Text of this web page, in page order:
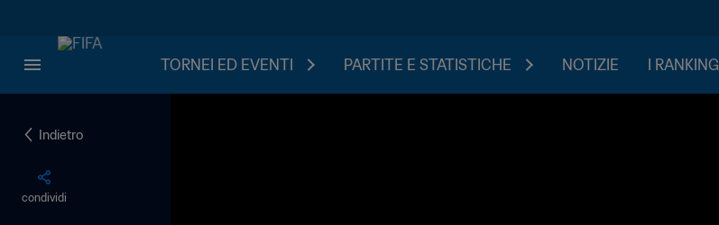
TORNEI ED EVENTI PARTITE E STATISTICHE NOTIZIE I RANKING
Indietro
condividi